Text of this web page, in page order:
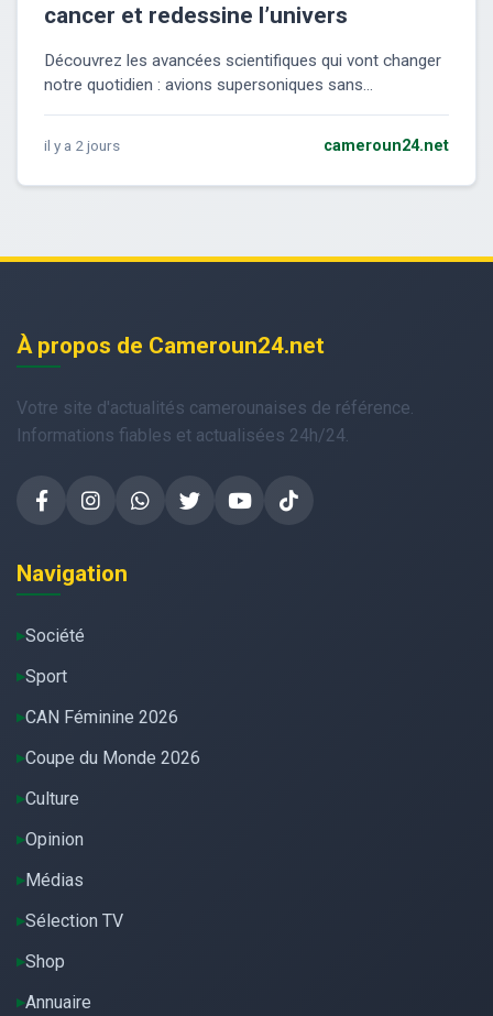
cancer et redessine l’univers
Découvrez les avancées scientifiques qui vont changer
notre quotidien : avions supersoniques sans...
il y a 2 jours cameroun24.net
À propos de Cameroun24.net
Votre site d'actualités camerounaises de référence.
Informations fiables et actualisées 24h/24.
Navigation
Société
Sport
CAN Féminine 2026
Coupe du Monde 2026
Culture
Opinion
Médias
Sélection TV
Shop
Annuaire